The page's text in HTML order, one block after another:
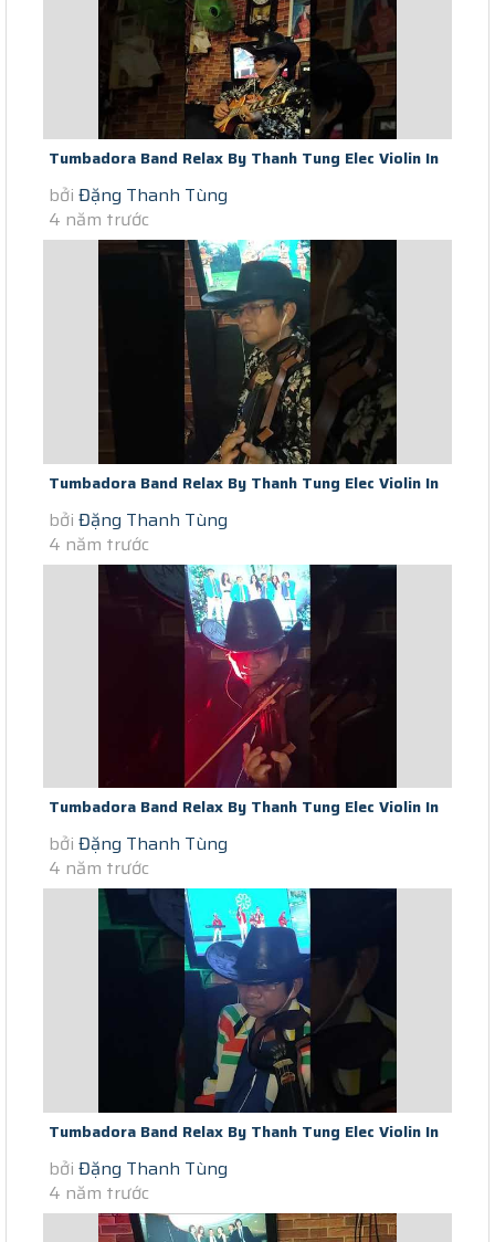
Tumbadora Band Relax By Thanh Tung Elec Violin In
Saigon Scocial Distance...
bởi Đặng Thanh Tùng
4 năm trước
Tumbadora Band Relax By Thanh Tung Elec Violin In
Saigon Scocial Distance...
bởi Đặng Thanh Tùng
4 năm trước
Tumbadora Band Relax By Thanh Tung Elec Violin In
Saigon Scocial Distance...
bởi Đặng Thanh Tùng
4 năm trước
Tumbadora Band Relax By Thanh Tung Elec Violin In
Saigon Scocial Distance...
bởi Đặng Thanh Tùng
4 năm trước